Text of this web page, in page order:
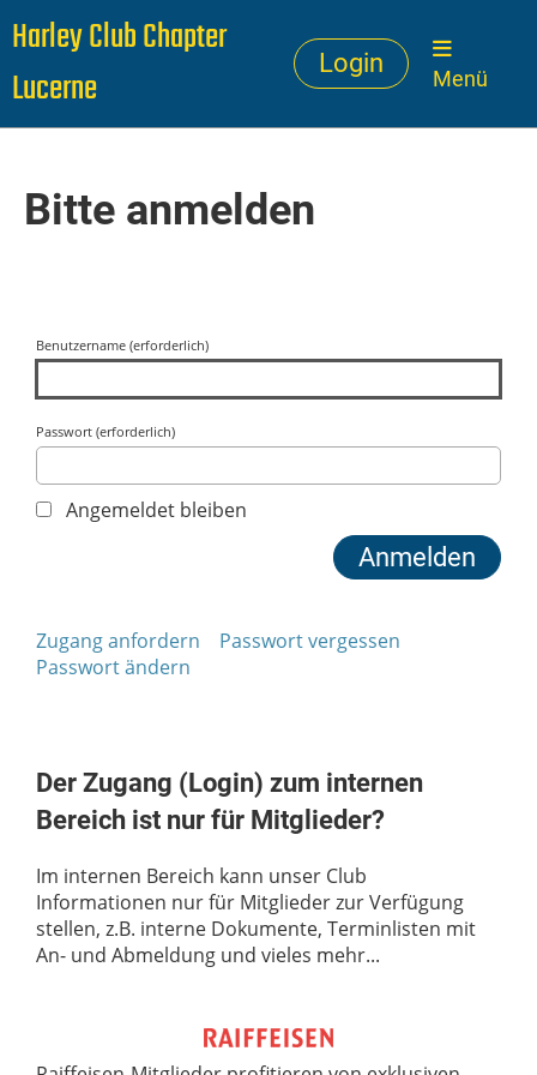
Harley Club Chapter
Lucerne
Login
Menü
Bitte anmelden
Benutzername (erforderlich)
Passwort (erforderlich)
Angemeldet bleiben
Zugang anfordern
Passwort vergessen
Passwort ändern
Der Zugang (Login) zum internen
Bereich ist nur für Mitglieder?
Im internen Bereich kann unser Club
Informationen nur für Mitglieder zur Verfügung
stellen, z.B. interne Dokumente, Terminlisten mit
An- und Abmeldung und vieles mehr...